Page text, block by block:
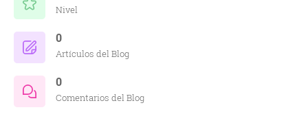
Nivel
0
Artículos del Blog
0
Comentarios del Blog